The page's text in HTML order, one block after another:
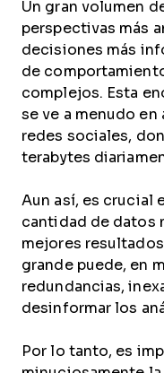
Un gran volumen
perspectivas más
decisiones más
de
complejos. Esta
se ve a menudo
redes sociales,
terabytes
Aun así, es crucial
cantidad de datos
mejores
grande puede, en
redundancias,
desinformar los
Por lo tanto, es